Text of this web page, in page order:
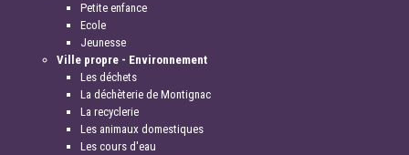
Petite enfance
Ecole
Jeunesse
Ville propre - Environnement
Les déchets
La déchèterie de Montignac
La recyclerie
Les animaux domestiques
Les cours d'eau